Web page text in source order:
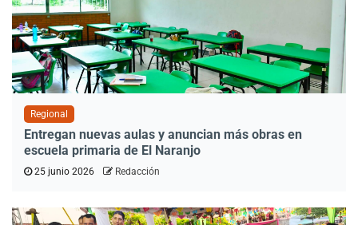
Regional
Entregan nuevas aulas y anuncian más obras en
escuela primaria de El Naranjo
25 junio 2026 Redacción